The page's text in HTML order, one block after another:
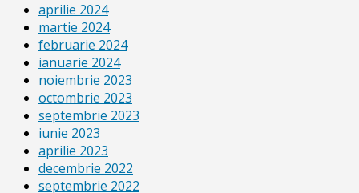
aprilie 2024
martie 2024
februarie 2024
ianuarie 2024
noiembrie 2023
octombrie 2023
septembrie 2023
iunie 2023
aprilie 2023
decembrie 2022
septembrie 2022